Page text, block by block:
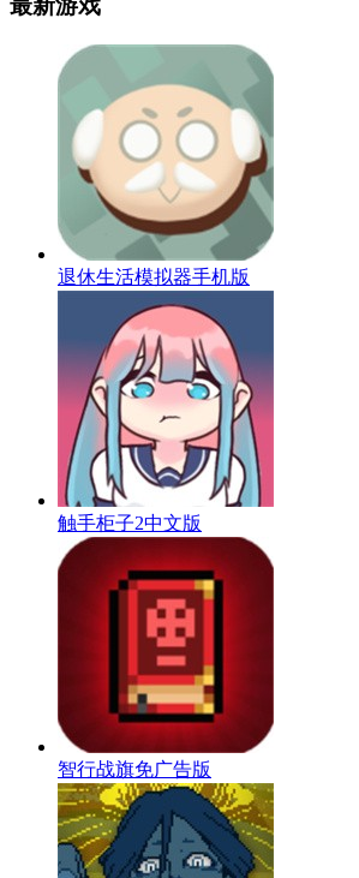
最新游戏
退休生活模拟器手机版
触手柜子2中文版
智行战旗免广告版